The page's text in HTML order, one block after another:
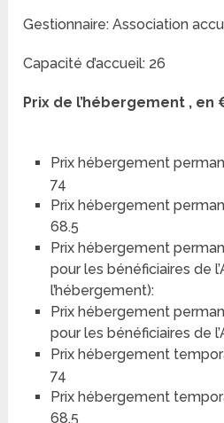
Gestionnaire: Association
Capacité d’accueil: 26
Prix de l’hébergement ,
Prix hébergement
74
Prix hébergement
68.5
Prix hébergement
pour les bénéficiaires de
l’hébergement):
Prix hébergement
pour les bénéficiaires de
Prix hébergement
74
Prix hébergement
68.5